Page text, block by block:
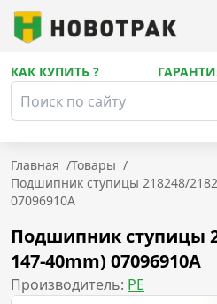
КАК КУПИТЬ ?
Главная /Товары /
Подшипник ступицы 218248/
07096910A
Подшипник ступицы
147-40mm) 07096910A
Производитель: PE